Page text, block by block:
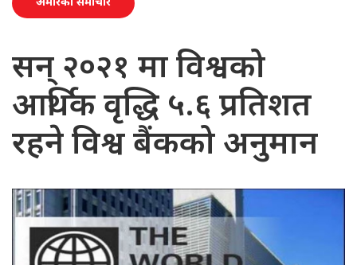
अमेरिका समाचार
सन् २०२१ मा विश्वको
आर्थिक वृद्धि ५.६ प्रतिशत
रहने विश्व बैंकको अनुमान